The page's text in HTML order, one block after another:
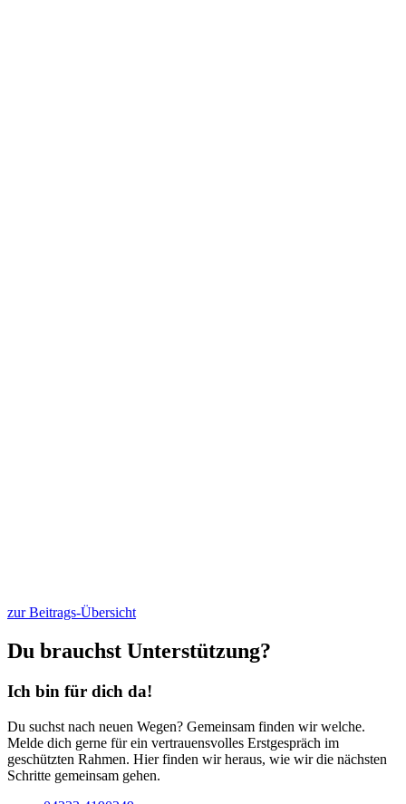
zur Beitrags-Übersicht
Du brauchst Unterstützung?
Ich bin für dich da!
Du suchst nach neuen Wegen? Gemeinsam finden wir welche.
Melde dich gerne für ein vertrauensvolles Erstgespräch im
geschützten Rahmen. Hier finden wir heraus, wie wir die nächsten
Schritte gemeinsam gehen.